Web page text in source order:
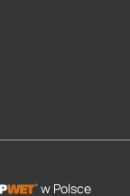
w Polsce